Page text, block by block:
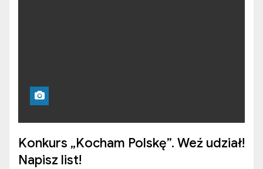
Konkurs „Kocham Polskę”. Weź udział!
Napisz list!